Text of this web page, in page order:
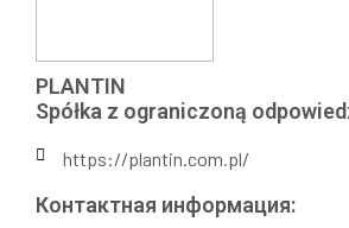
PLANTIN
Spółka z ograniczoną
https://plantin.com.pl/
Контактная информация:​